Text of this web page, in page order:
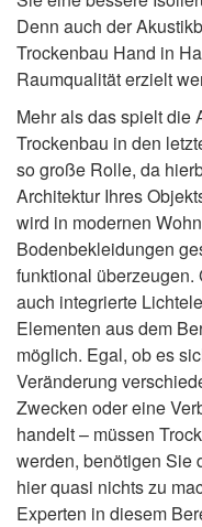
Denn auch der
Trockenbau Hand in
Raumqualität erzielt
Mehr als das spielt die
Trockenbau in den
so große Rolle, da
Architektur Ihres
wird in modernen
Bodenbekleidungen
funktional
auch integrierte
Elementen aus dem
möglich. Egal, ob es
Veränderung
Zwecken oder eine
handelt – müssen
werden, benötigen Sie
hier quasi nichts zu
Experten in diesem